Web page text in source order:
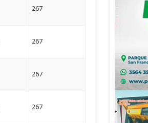
267
267
267
267